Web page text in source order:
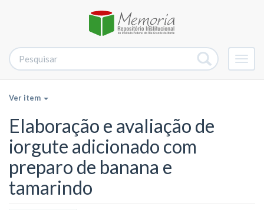
Ver item
Elaboração e avaliação de
iorgute adicionado com
preparo de banana e
tamarindo